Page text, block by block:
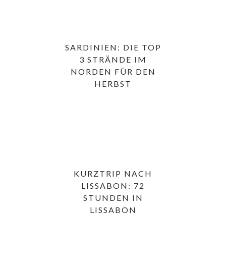
SARDINIEN: DIE TOP
3 STRÄNDE IM
NORDEN FÜR DEN
HERBST
KURZTRIP NACH
LISSABON: 72
STUNDEN IN
LISSABON